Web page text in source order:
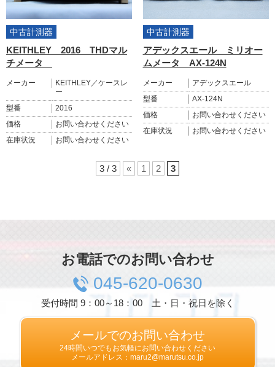
中古計測器
KEITHLEY 2016 THDマル
チメータ
メーカー
KEITHLEY／ケースレ
ー
型番
2016
価格
お問い合わせください
在庫状況
お問い合わせください
中古計測器
アデックスエール ミリオー
ムメータ AX-124N
メーカー
アデックスエール
型番
AX-124N
価格
お問い合わせください
在庫状況
お問い合わせください
3 / 3 « 1 2 3
お電話でのお問い合わせ
045-620-0630
受付時間 9：00～18：00 土・日・祝日を除く
メールでのお問い合わせ
24時間いつでもお気軽にお問い合わせください
メールアドレス：maru2@marutsu.co.jp